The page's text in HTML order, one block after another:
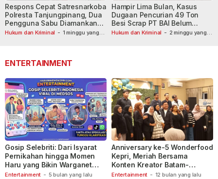
Hukum dan Kriminal - 1 minggu yang
Respons Cepat Satresnarkoba
Polresta Tanjungpinang, Dua
Pengguna Sabu Diamankan
Usai Dilaporkan ke Call Center
Hukum dan Kriminal - 2 minggu yang
Hampir Lima Bulan, Kasus
Dugaan Pencurian 49 Ton
Besi Scrap PT BAI Belum
Tetapkan Tersangka
ENTERTAINMENT
Entertainment - 5 bulan yang lalu
Gosip Selebriti: Dari Isyarat
Pernikahan hingga Momen
Haru yang Bikin Warganet
Berspekulasi
Entertainment - 12 bulan yang lalu
Anniversary ke-5 Wonderfood
Kepri, Meriah Bersama
Konten Kreator Batam-
Tanjungpinang